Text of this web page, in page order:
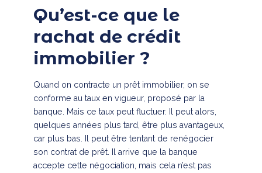
Qu’est-ce que le
rachat de crédit
immobilier ?
Quand on contracte un prêt immobilier, on se
conforme au taux en vigueur, proposé par la
banque. Mais ce taux peut fluctuer. Il peut alors,
quelques années plus tard, être plus avantageux,
car plus bas. Il peut être tentant de renégocier
son contrat de prêt. Il arrive que la banque
accepte cette négociation, mais cela n’est pas